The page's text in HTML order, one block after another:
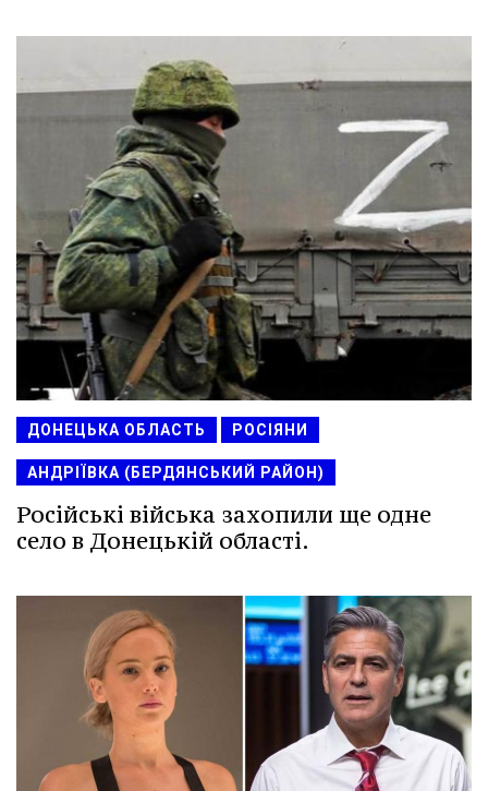
ДОНЕЦЬКА ОБЛАСТЬ РОСІЯНИ
АНДРІЇВКА (БЕРДЯНСЬКИЙ РАЙОН)
Російські війська захопили ще одне
село в Донецькій області.